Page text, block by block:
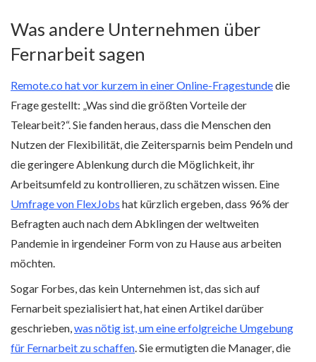
Was andere Unternehmen über
Fernarbeit sagen
Remote.co hat vor kurzem in einer Online-Fragestundedie
Frage gestellt: „Was sind die größten Vorteile der
Telearbeit?“. Sie fanden heraus, dass die Menschen den
Nutzen der Flexibilität, die Zeitersparnis beim Pendeln und
die geringere Ablenkung durch die Möglichkeit, ihr
Arbeitsumfeld zu kontrollieren, zu schätzen wissen. Eine
Umfrage von FlexJobs hat kürzlich ergeben, dass 96% der
Befragten auch nach dem Abklingen der weltweiten
Pandemie in irgendeiner Form von zu Hause aus arbeiten
möchten.
Sogar Forbes, das kein Unternehmen ist, das sich auf
Fernarbeit spezialisiert hat, hat einen Artikel darüber
geschrieben,was nötig ist, um eine erfolgreiche Umgebung
für Fernarbeit zu schaffen. Sie ermutigten die Manager, die